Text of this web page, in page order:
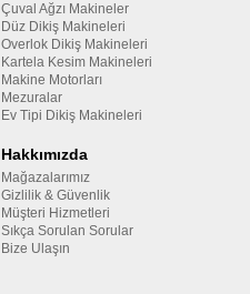
Çuval Ağzı Makineler
Düz Dikiş Makineleri
Overlok Dikiş Makineleri
Kartela Kesim Makineleri
Makine Motorları
Mezuralar
Ev Tipi Dikiş Makineleri
Hakkımızda
Mağazalarımız
Gizlilik & Güvenlik
Müşteri Hizmetleri
Sıkça Sorulan Sorular
Bize Ulaşın